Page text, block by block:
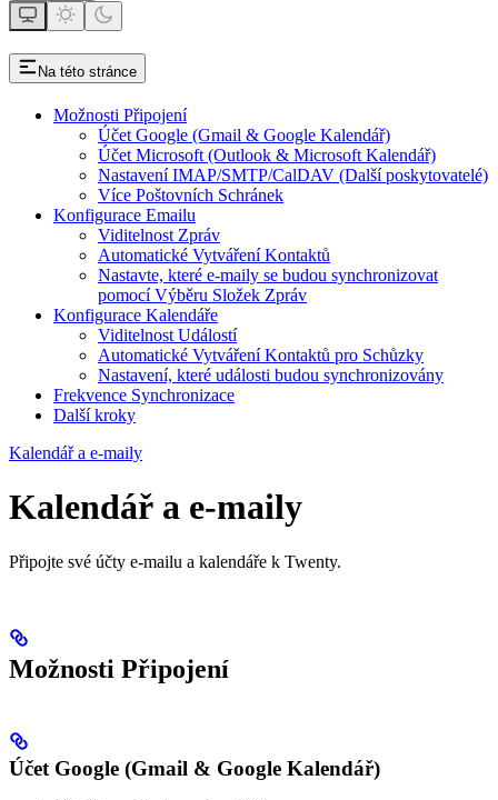
Na této stránce
Možnosti Připojení
Účet Google (Gmail & Google Kalendář)
Účet Microsoft (Outlook & Microsoft Kalendář)
Nastavení IMAP/SMTP/CalDAV (Další poskytovatelé)
Více Poštovních Schránek
Konfigurace Emailu
Viditelnost Zpráv
Automatické Vytváření Kontaktů
Nastavte, které e-maily se budou synchronizovat
pomocí Výběru Složek Zpráv
Konfigurace Kalendáře
Viditelnost Událostí
Automatické Vytváření Kontaktů pro Schůzky
Nastavení, které události budou synchronizovány
Frekvence Synchronizace
Další kroky
Kalendář a e-maily
Kalendář a e-maily
Připojte své účty e-mailu a kalendáře k Twenty.
Možnosti Připojení
Účet Google (Gmail & Google Kalendář)